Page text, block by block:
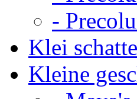
-
Klei
Kleine